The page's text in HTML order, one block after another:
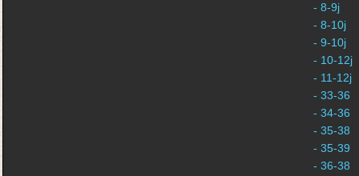
- 8-9j
- 8-10j
- 9-10j
- 10-12j
- 11-12j
- 33-36
- 34-36
- 35-38
- 35-39
- 36-38